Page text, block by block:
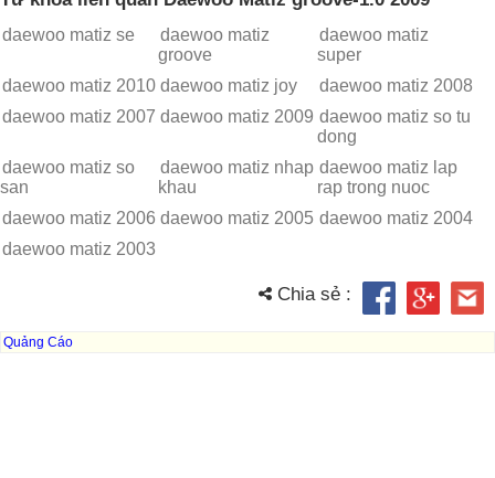
daewoo matiz se
daewoo matiz
groove
daewoo matiz
super
daewoo matiz 2010 daewoo matiz joy
daewoo matiz 2008
daewoo matiz 2007 daewoo matiz 2009 daewoo matiz so tu
dong
daewoo matiz so
san
daewoo matiz nhap
khau
daewoo matiz lap
rap trong nuoc
daewoo matiz 2006 daewoo matiz 2005 daewoo matiz 2004
daewoo matiz 2003
Chia sẻ :
Quảng Cáo